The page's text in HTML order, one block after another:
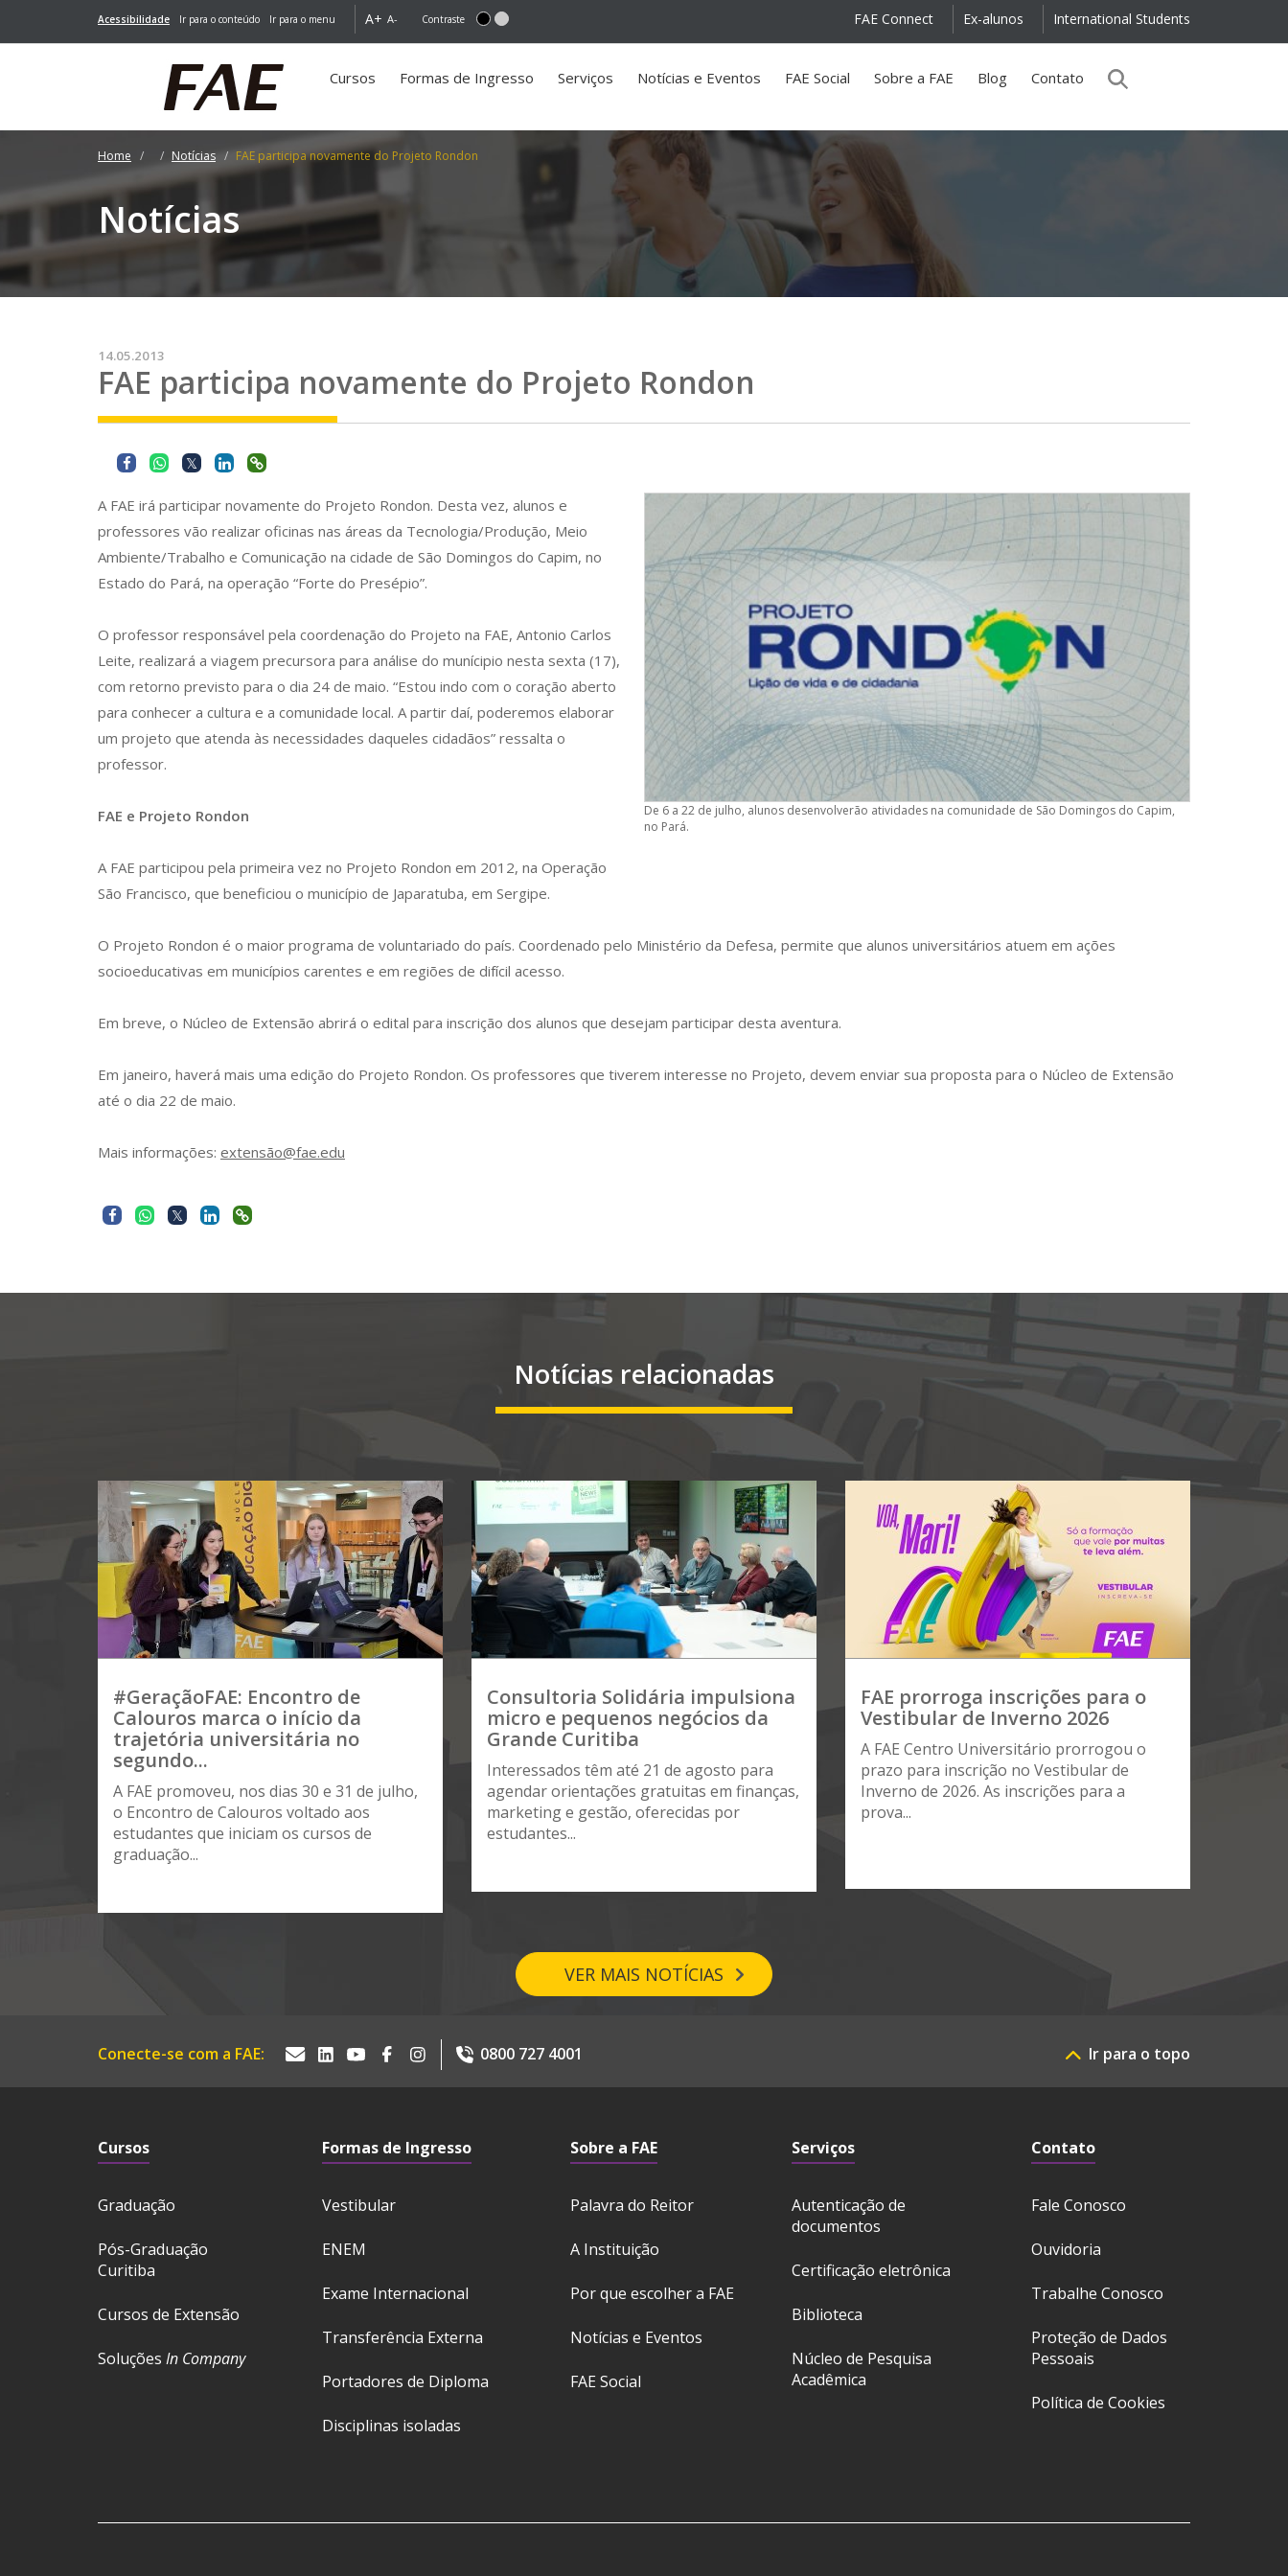
Acessibilidade Ir para o conteúdo Ir para o menu A+ A- Contraste International Students
Ex-alunos
FAE Connect
Cursos Formas de Ingresso Serviços Notícias e Eventos FAE Social Sobre a FAE Blog Contato
Home Notícias FAE participa novamente do Projeto Rondon
Notícias
14.05.2013
FAE participa novamente do Projeto Rondon
De 6 a 22 de julho, alunos desenvolverão atividades na comunidade de São Domingos do Capim,
no Pará.
A FAE irá participar novamente do Projeto Rondon. Desta vez, alunos e
professores vão realizar oficinas nas áreas da Tecnologia/Produção, Meio
Ambiente/Trabalho e Comunicação na cidade de São Domingos do Capim, no
Estado do Pará, na operação “Forte do Presépio”.
O professor responsável pela coordenação do Projeto na FAE, Antonio Carlos
Leite, realizará a viagem precursora para análise do munícipio nesta sexta (17),
com retorno previsto para o dia 24 de maio. “Estou indo com o coração aberto
para conhecer a cultura e a comunidade local. A partir daí, poderemos elaborar
um projeto que atenda às necessidades daqueles cidadãos” ressalta o
professor.
FAE e Projeto Rondon
A FAE participou pela primeira vez no Projeto Rondon em 2012, na Operação
São Francisco, que beneficiou o município de Japaratuba, em Sergipe.
O Projeto Rondon é o maior programa de voluntariado do país. Coordenado pelo Ministério da Defesa, permite que alunos universitários atuem em ações
socioeducativas em municípios carentes e em regiões de difícil acesso.
Em breve, o Núcleo de Extensão abrirá o edital para inscrição dos alunos que desejam participar desta aventura.
Em janeiro, haverá mais uma edição do Projeto Rondon. Os professores que tiverem interesse no Projeto, devem enviar sua proposta para o Núcleo de Extensão
até o dia 22 de maio.
Mais informações: extensão@fae.edu
Notícias relacionadas
#GeraçãoFAE: Encontro de
Calouros marca o início da
trajetória universitária no
segundo...
A FAE promoveu, nos dias 30 e 31 de julho,
o Encontro de Calouros voltado aos
estudantes que iniciam os cursos de
graduação...
Consultoria Solidária impulsiona
micro e pequenos negócios da
Grande Curitiba
Interessados têm até 21 de agosto para
agendar orientações gratuitas em finanças,
marketing e gestão, oferecidas por
estudantes...
FAE prorroga inscrições para o
Vestibular de Inverno 2026
A FAE Centro Universitário prorrogou o
prazo para inscrição no Vestibular de
Inverno de 2026. As inscrições para a
prova...
VER MAIS NOTÍCIAS
Conecte-se com a FAE: 0800 727 4001 Ir para o topo
Cursos
Graduação
Pós-Graduação
Curitiba
Cursos de Extensão
Soluções In Company
Formas de Ingresso
Vestibular
ENEM
Exame Internacional
Transferência Externa
Portadores de Diploma
Disciplinas isoladas
Sobre a FAE
Palavra do Reitor
A Instituição
Por que escolher a FAE
Notícias e Eventos
FAE Social
Serviços
Autenticação de
documentos
Certificação eletrônica
Biblioteca
Núcleo de Pesquisa
Acadêmica
Contato
Fale Conosco
Ouvidoria
Trabalhe Conosco
Proteção de Dados
Pessoais
Política de Cookies